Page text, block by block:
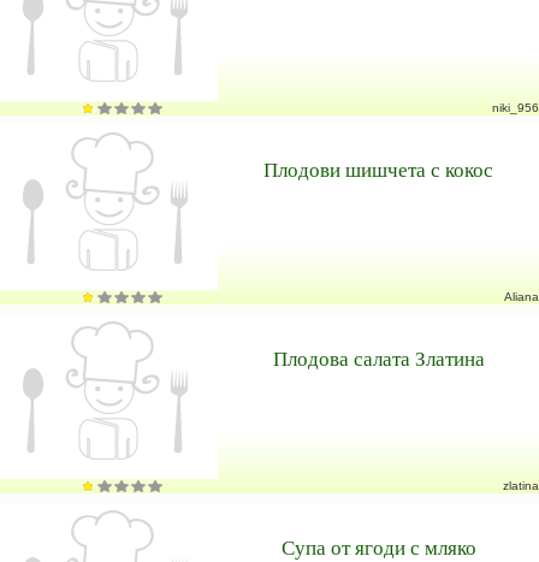
niki_956
Плодови шишчета с кокос
Aliana
Плодова салата Златина
zlatina
Супа от ягоди с мляко